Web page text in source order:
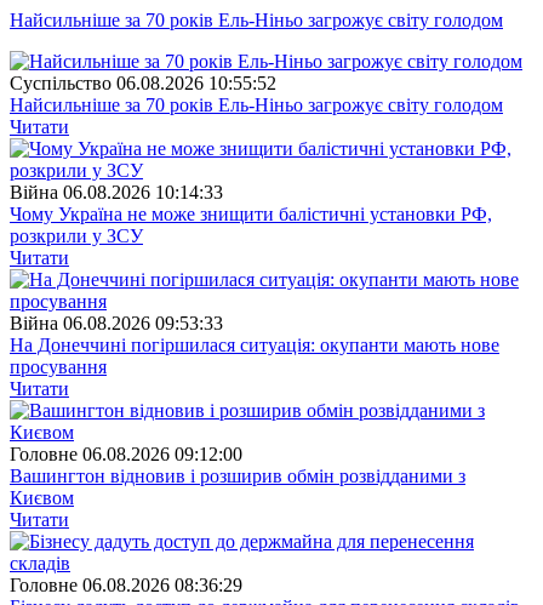
Найсильніше за 70 років Ель-Ніньо загрожує світу голодом
Суспiльство 06.08.2026 10:55:52
Найсильніше за 70 років Ель-Ніньо загрожує світу голодом
Читати
Війна 06.08.2026 10:14:33
Чому Україна не може знищити балістичні установки РФ,
розкрили у ЗСУ
Читати
Війна 06.08.2026 09:53:33
На Донеччині погіршилася ситуація: окупанти мають нове
просування
Читати
Головне 06.08.2026 09:12:00
Вашингтон відновив і розширив обмін розвідданими з
Києвом
Читати
Головне 06.08.2026 08:36:29